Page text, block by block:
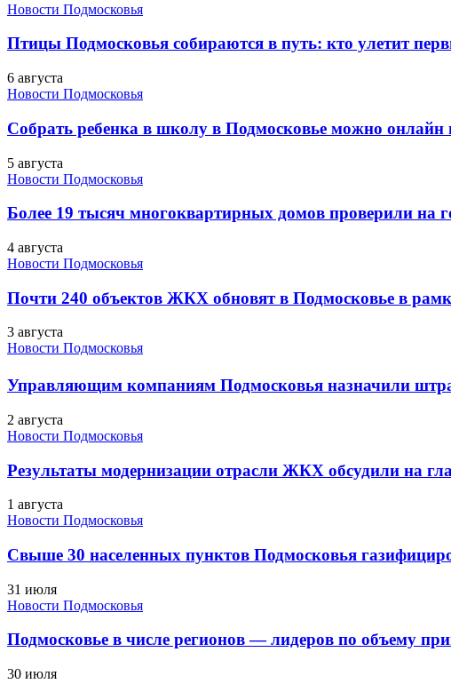
Новости Подмосковья
Птицы Подмосковья собираются в путь: кто улетит
6 августа
Новости Подмосковья
Собрать ребенка в школу в Подмосковье можно онлайн
5 августа
Новости Подмосковья
Более 19 тысяч многоквартирных домов проверили на
4 августа
Новости Подмосковья
Почти 240 объектов ЖКХ обновят в Подмосковье в
3 августа
Новости Подмосковья
Управляющим компаниям Подмосковья назначили
2 августа
Новости Подмосковья
Результаты модернизации отрасли ЖКХ обсудили на
1 августа
Новости Подмосковья
Свыше 30 населенных пунктов Подмосковья
31 июля
Новости Подмосковья
Подмосковье в числе регионов — лидеров по объему
30 июля